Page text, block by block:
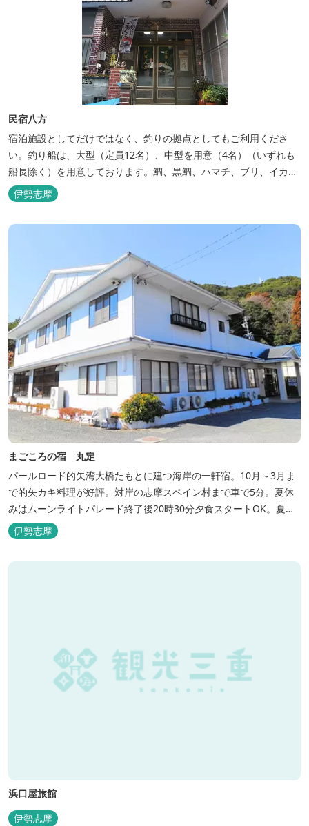
民宿八方
宿泊施設としてだけではなく、釣りの拠点としてもご利用くださ
い。釣り船は、大型（定員12名）、中型を用意（4名）（いずれも
船長除く）を用意しております。鯛、黒鯛、ハマチ、ブリ、イカ
等、お客様のご要望に合わせた漁場にご案内いたします。当店か
ら、徒歩2分です。
伊勢志摩
まごころの宿 丸定
パールロード的矢湾大橋たもとに建つ海岸の一軒宿。10月～3月ま
で的矢カキ料理が好評。対岸の志摩スペイン村まで車で5分。夏休
みはムーンライトパレード終了後20時30分夕食スタートOK。夏ガ
キ6月～8月も好評。
伊勢志摩
浜口屋旅館
伊勢志摩